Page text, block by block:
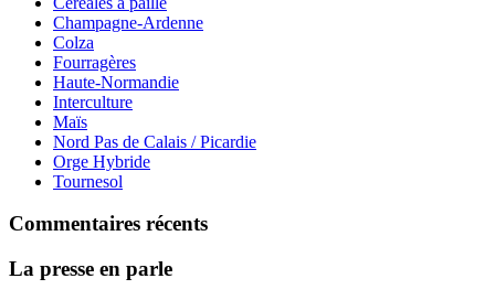
Champagne-Ardenne
Colza
Fourragères
Haute-Normandie
Interculture
Maïs
Nord Pas de Calais / Picardie
Orge Hybride
Tournesol
Commentaires récents
La presse en parle